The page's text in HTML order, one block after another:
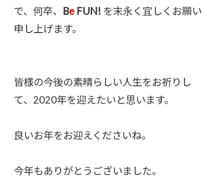
で、何卒、 Be FUN! を末永く宜しくお願い
申し上げます。
皆様の今後の素晴らしい人生をお祈りし
て、2020年を迎えたいと思います。
良いお年をお迎えくださいね。
今年もありがとうございました。